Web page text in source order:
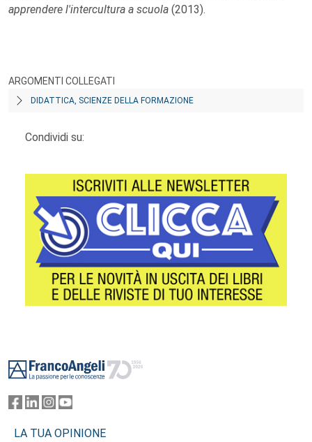
apprendere l'intercultura a scuola (2013).
ARGOMENTI COLLEGATI
DIDATTICA, SCIENZE DELLA FORMAZIONE
Condividi su:
LA TUA OPINIONE